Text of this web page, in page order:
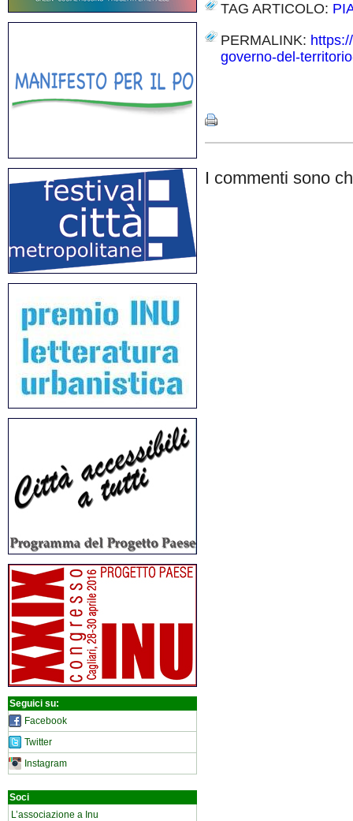
Seguici su:
Facebook
Twitter
Instagram
Soci
L’associazione a Inu
TAG ARTICOLO:
PERMALINK:
governo-del-
I commenti sono